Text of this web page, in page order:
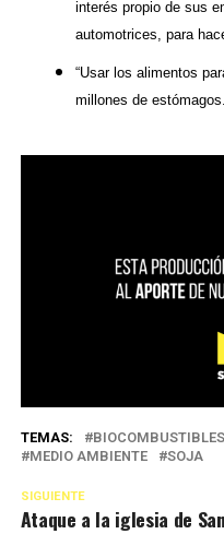
interés propio de sus
automotrices, para
“Usar los alimentos
millones de
TEMAS: BIOCOMBUSTIBLES
MEDIO AMBIENTE
SOJA
SIGUIENTE
Ataque a la iglesia de